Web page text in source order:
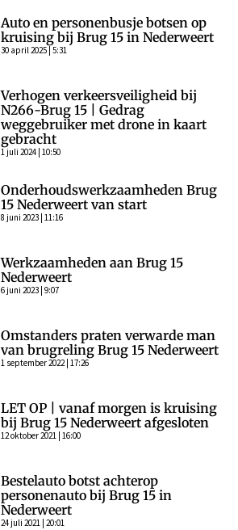
Auto en personenbusje botsen op
kruising bij Brug 15 in Nederweert
30 april 2025 | 5:31
Verhogen verkeersveiligheid bij
N266-Brug 15 | Gedrag
weggebruiker met drone in kaart
gebracht
1 juli 2024 | 10:50
Onderhoudswerkzaamheden Brug
15 Nederweert van start
8 juni 2023 | 11:16
Werkzaamheden aan Brug 15
Nederweert
6 juni 2023 | 9:07
Omstanders praten verwarde man
van brugreling Brug 15 Nederweert
1 september 2022 | 17:26
LET OP | vanaf morgen is kruising
bij Brug 15 Nederweert afgesloten
12 oktober 2021 | 16:00
Bestelauto botst achterop
personenauto bij Brug 15 in
Nederweert
24 juli 2021 | 20:01